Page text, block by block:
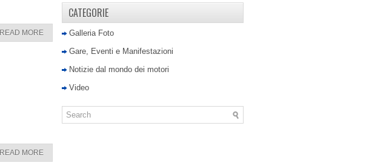
READ MORE
READ MORE
CATEGORIE
Galleria Foto
Gare, Eventi e Manifestazioni
Notizie dal mondo dei motori
Video